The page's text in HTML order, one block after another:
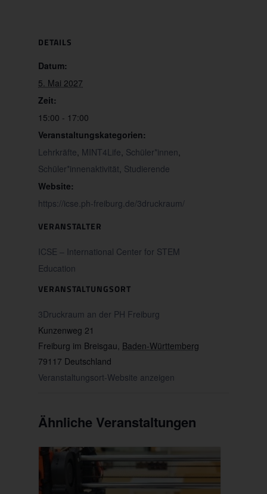
DETAILS
Datum:
5. Mai 2027
Zeit:
15:00 - 17:00
Veranstaltungskategorien:
Lehrkräfte, MINT4Life, Schüler*innen,
Schüler*innenaktivität, Studierende
Website:
https://icse.ph-freiburg.de/3druckraum/
VERANSTALTUNGSORT
3Druckraum an der PH Freiburg
Kunzenweg 21
Freiburg im Breisgau, Baden-Württemberg
79117 Deutschland
Veranstaltungsort-Website anzeigen
VERANSTALTER
ICSE – International Center for STEM
Education
Ähnliche Veranstaltungen